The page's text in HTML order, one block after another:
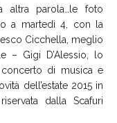
altra parola…le foto
a martedì 4, con la
Cicchella, meglio
– Gigi D’Alessio, lo
di musica e
dell’estate 2015 in
dalla Scafuri